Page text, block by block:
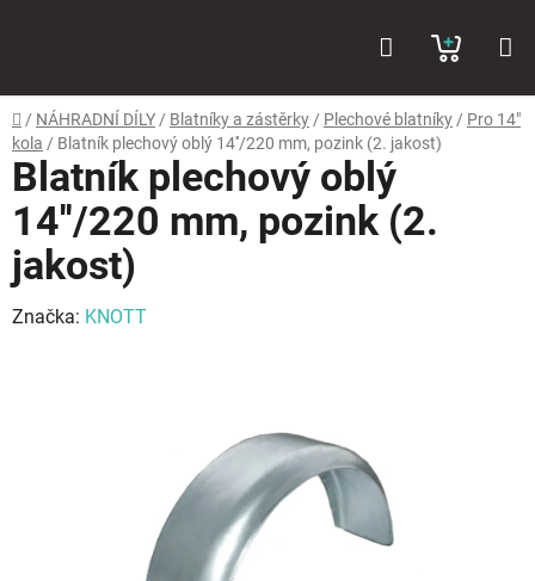
KOŠÍK
Domů
/ NÁHRADNÍ DÍLY / Blatníky a zástěrky / Plechové blatníky / Pro 14"
kola / Blatník plechový oblý 14''/220 mm, pozink (2. jakost)
Blatník plechový oblý
14''/220 mm, pozink (2.
jakost)
Značka: KNOTT